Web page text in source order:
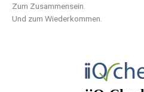
Zum Zusammensein.
Und zum Wiederkommen.